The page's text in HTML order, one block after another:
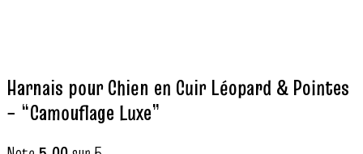
Harnais pour Chien en Cuir Léopard & Pointes
– “Camouflage Luxe”